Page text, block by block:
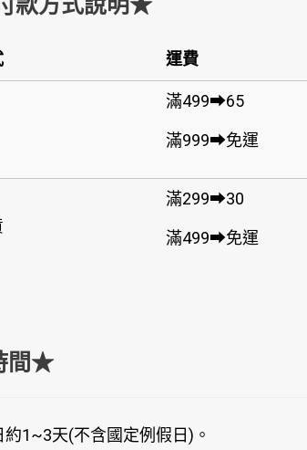
運費
滿499➡65
滿999➡免運
滿299➡30
滿499➡免運
間★
約1~3天(不含國定例假日)。